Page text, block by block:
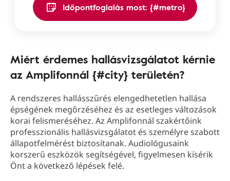
Időpontfoglalás most: {#metro}
Miért érdemes hallásvizsgálatot kérnie
az Amplifonnál {#city} területén?
A rendszeres hallásszűrés elengedhetetlen hallása
épségének megőrzéséhez és az esetleges változások
korai felismeréséhez. Az Amplifonnál szakértőink
professzionális hallásvizsgálatot és személyre szabott
állapotfelmérést biztosítanak. Audiológusaink
korszerű eszközök segítségével, figyelmesen kísérik
Önt a következő lépések felé.